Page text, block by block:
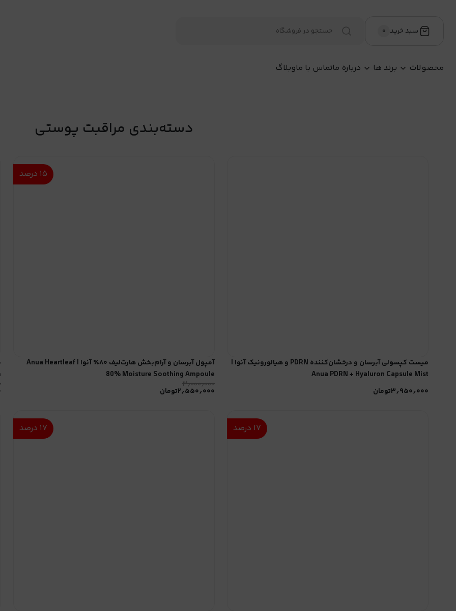
سبد خرید ۰
محصولات برند ها درباره ماتماس با ماوبلاگ
دسته‌بندی مراقبت پوستی
میست کپسولی آبرسان و درخشان‌کننده PDRN و هیالورونیک آنوا |
Anua PDRN + Hyaluron Capsule Mist
۳٫۹۵۰٫۰۰۰تومان
۱۵ درصد
آمپول آبرسان و آرام‌بخش هارت‌لیف ۸۰٪ آنوا | Anua Heartleaf
80% Moisture Soothing Ampoule
۳٫۰۰۰٫۰۰۰
۲٫۵۵۰٫۰۰۰تومان
۱۷ درصد ۱۷ درصد